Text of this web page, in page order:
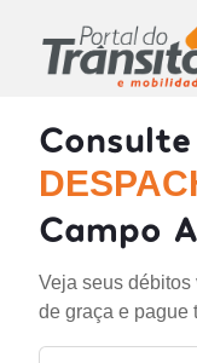
Campo
Veja seus débitos
de graça e pague